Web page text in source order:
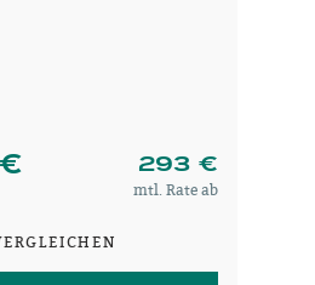
293 €
mtl. Rate ab